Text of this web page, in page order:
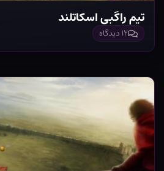
تیم راگبی اسکاتلند
۱۲ دیدگاه